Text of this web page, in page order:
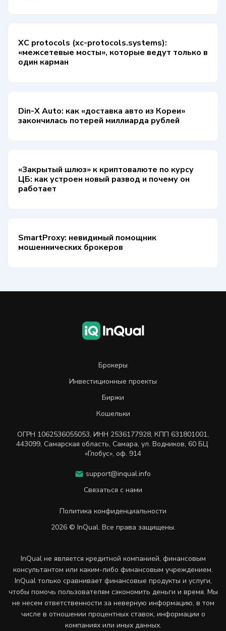
XC protocols (xc-protocols.systems):
«межсетевые мосты», которые ведут только в
один карман
Din-X Auto: как «доставка авто из Кореи»
закончилась потерей миллиарда рублей
«Закрытый шлюз» к криптовалюте по курсу
ЦБ: как устроен новый развод и почему он
работает
SmartProxy: невидимый помощник
мошеннических брокеров
Брокеры
Инвестиционные проекты
Биржи
Кошельки
ОГРН 1062536055053, ИНН 2536177928, КПП 631801001,
443099, Самарская область, Самара, ул. Водников, 60 БЦ
«Глобус», оф. 914
support@inqual.info
Связаться с нами
Политика конфиденциальности
2026 © InQual. Все права защищены.
InQual не является кредитной компанией, финансовым
консультантом или каким-либо финансовым учреждением.
InQual только сравнивает финансовые продукты и услуги,
чтобы помочь пользователям сэкономить деньги и время. Мы
не несем ответственности за неверную информацию, в том
числе в отношении процентных ставок, информации о
компаниях или иных данных.